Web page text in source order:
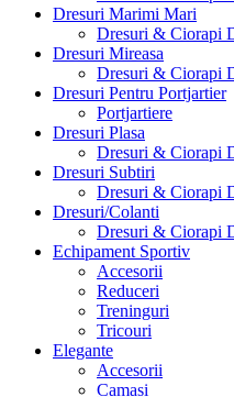
Dresuri Marimi Mari
Dresuri & Ciorapi
Dresuri Mireasa
Dresuri & Ciorapi
Dresuri Pentru Portjartier
Portjartiere
Dresuri Plasa
Dresuri & Ciorapi
Dresuri Subtiri
Dresuri & Ciorapi
Dresuri/Colanti
Dresuri & Ciorapi
Echipament Sportiv
Accesorii
Reduceri
Treninguri
Tricouri
Elegante
Accesorii
Camasi